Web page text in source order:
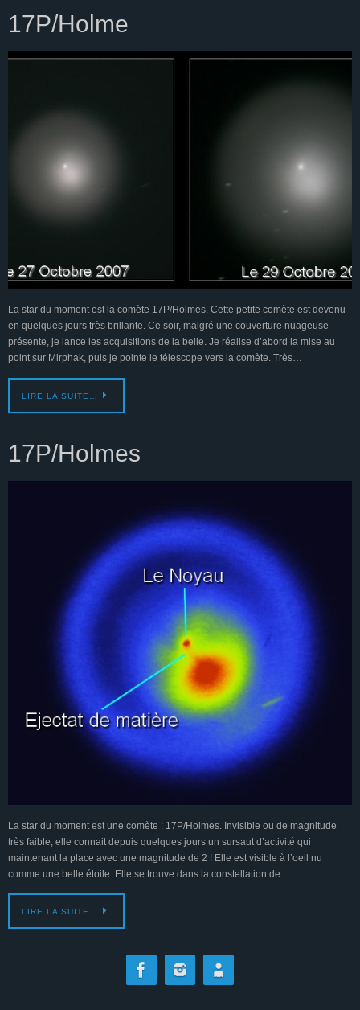
17P/Holme
La star du moment est la comète 17P/Holmes. Cette petite comète est devenu
en quelques jours très brillante. Ce soir, malgré une couverture nuageuse
présente, je lance les acquisitions de la belle. Je réalise d’abord la mise au
point sur Mirphak, puis je pointe le télescope vers la comète. Très…
LIRE LA SUITE…
17P/Holmes
La star du moment est une comète : 17P/Holmes. Invisible ou de magnitude
très faible, elle connait depuis quelques jours un sursaut d’activité qui
maintenant la place avec une magnitude de 2 ! Elle est visible à l’oeil nu
comme une belle étoile. Elle se trouve dans la constellation de…
LIRE LA SUITE…